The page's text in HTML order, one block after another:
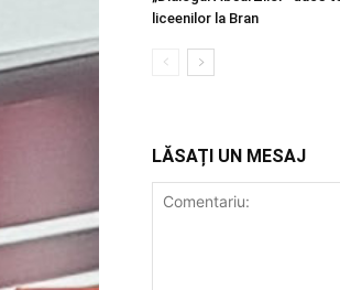
liceenilor la Bran
LĂSAȚI UN MESAJ